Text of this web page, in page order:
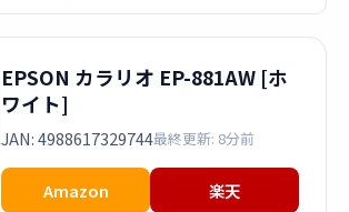
EPSON カラリオ EP-881AW [ホ
ワイト]
JAN: 4988617329744最終更新: 8分前
Amazon
楽天